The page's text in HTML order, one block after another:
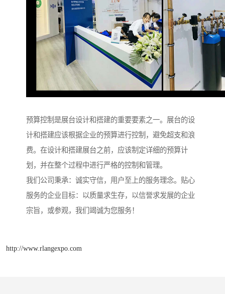
预算控制是展台设计和搭建的重要要素之一。展台的设
计和搭建应该根据企业的预算进行控制，避免超支和浪
费。在设计和搭建展台之前，应该制定详细的预算计
划，并在整个过程中进行严格的控制和管理。
我们公司秉承：诚实守信，用户至上的服务理念。贴心
服务的企业目标：以质量求生存，以信誉求发展的企业
宗旨，或参观，我们竭诚为您服务！
http://www.rlangexpo.com